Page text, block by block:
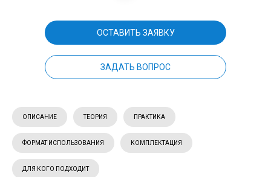
ОСТАВИТЬ ЗАЯВКУ
ЗАДАТЬ ВОПРОС
ОПИСАНИЕ ТЕОРИЯ ПРАКТИКА
ФОРМАТ ИСПОЛЬЗОВАНИЯ КОМПЛЕКТАЦИЯ
ДЛЯ КОГО ПОДХОДИТ